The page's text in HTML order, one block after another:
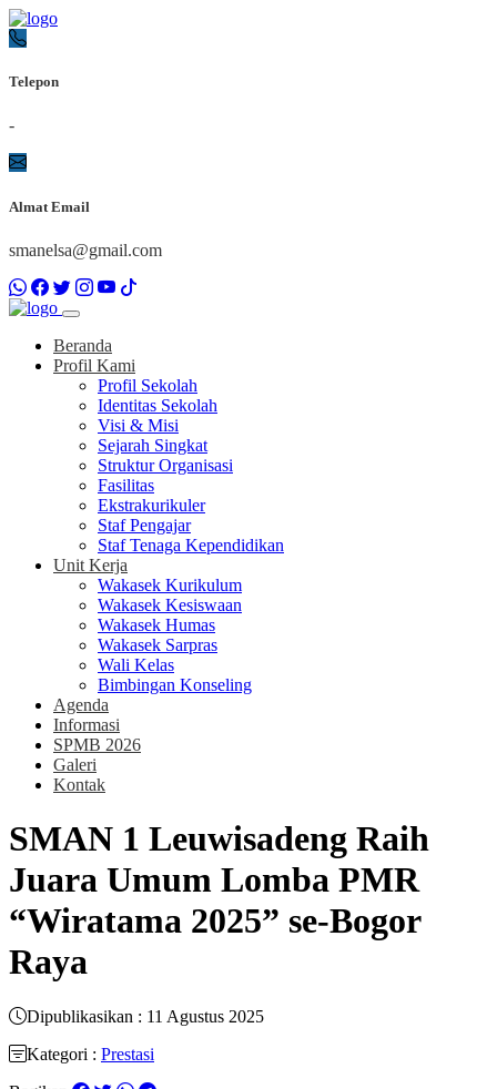
Telepon
-
Almat Email
smanelsa@gmail.com
Beranda
Profil Kami
Profil Sekolah
Identitas Sekolah
Visi & Misi
Sejarah Singkat
Struktur Organisasi
Fasilitas
Ekstrakurikuler
Staf Pengajar
Staf Tenaga Kependidikan
Unit Kerja
Wakasek Kurikulum
Wakasek Kesiswaan
Wakasek Humas
Wakasek Sarpras
Wali Kelas
Bimbingan Konseling
Agenda
Informasi
SPMB 2026
Galeri
Kontak
SMAN 1 Leuwisadeng Raih
Juara Umum Lomba PMR
“Wiratama 2025” se-Bogor
Raya
Dipublikasikan : 11 Agustus 2025
Kategori : Prestasi